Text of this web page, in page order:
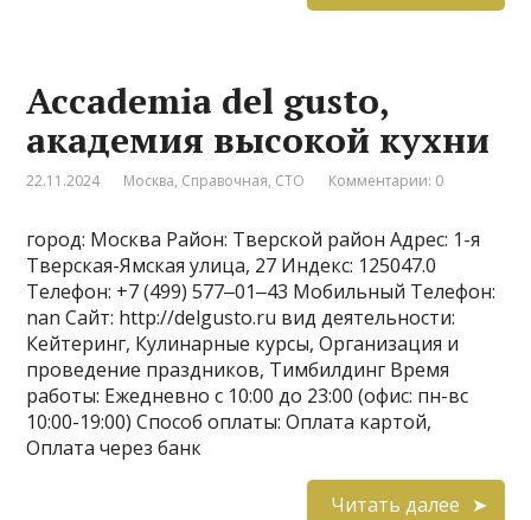
Accademia del gusto,
академия высокой кухни
22.11.2024 Москва, Справочная, СТО Комментарии: 0
город: Москва Район: Тверской район Адрес: 1-я
Тверская-Ямская улица, 27 Индекс: 125047.0
Телефон: +7 (499) 577‒01‒43 Мобильный Телефон:
nan Сайт: http://delgusto.ru вид деятельности:
Кейтеринг, Кулинарные курсы, Организация и
проведение праздников, Тимбилдинг Время
работы: Ежедневно с 10:00 до 23:00 (офис: пн-вс
10:00-19:00) Способ оплаты: Оплата картой,
Оплата через банк
Читать далее